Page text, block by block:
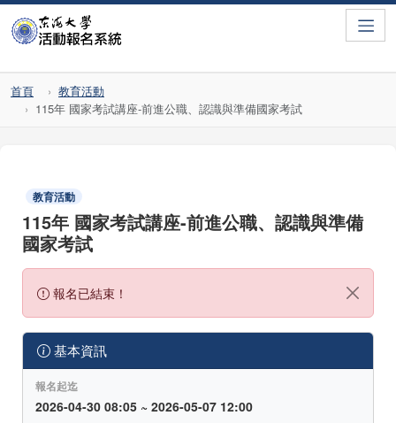
首頁
教育活動
115年 國家考試講座-前進公職、認識與準備國家考試
教育活動
115年 國家考試講座-前進公職、認識與準備
國家考試
報名已結束！
基本資訊
報名起迄
2026-04-30 08:05 ~ 2026-05-07 12:00